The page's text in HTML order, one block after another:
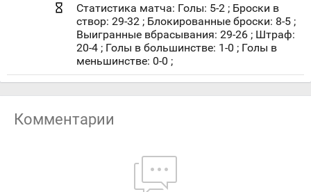
Статистика матча: Голы: 5-2 ; Броски в
створ: 29-32 ; Блокированные броски: 8-5 ;
Выигранные вбрасывания: 29-26 ; Штраф:
20-4 ; Голы в большинстве: 1-0 ; Голы в
меньшинстве: 0-0 ;
Комментарии